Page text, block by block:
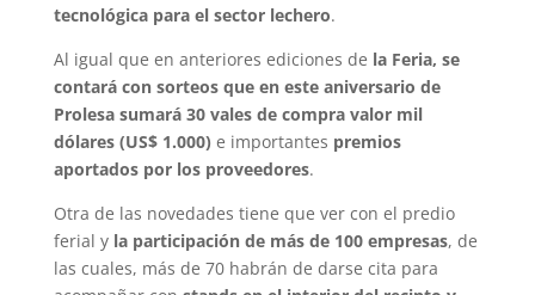
tecnológica para el sector lechero.
Al igual que en anteriores ediciones de la Feria, se
contará con sorteos que en este aniversario de
Prolesa sumará 30 vales de compra valor mil
dólares (US$ 1.000) e importantes premios
aportados por los proveedores.
Otra de las novedades tiene que ver con el predio
ferial y la participación de más de 100 empresas, de
las cuales, más de 70 habrán de darse cita para